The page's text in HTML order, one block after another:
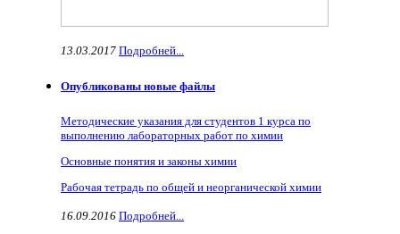
13.03.2017 Подробней...
Опубликованы новые файлы
Методические указания для студентов 1 курса по
выполнению лабораторных работ по химии
Основные понятия и законы химии
Рабочая тетрадь по общей и неорганической химии
16.09.2016 Подробней...